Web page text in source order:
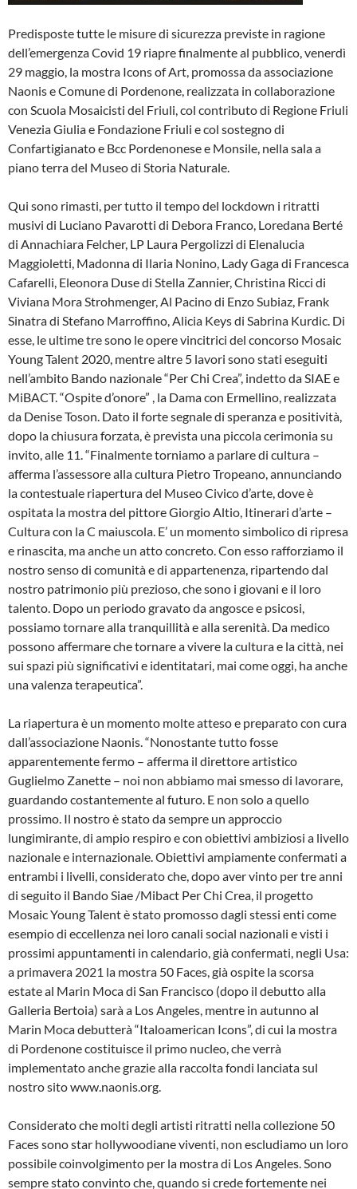
Predisposte tutte le misure di sicurezza previste in ragione
dell’emergenza Covid 19 riapre finalmente al pubblico, venerdì
29 maggio, la mostra Icons of Art, promossa da associazione
Naonis e Comune di Pordenone, realizzata in collaborazione
con Scuola Mosaicisti del Friuli, col contributo di Regione Friuli
Venezia Giulia e Fondazione Friuli e col sostegno di
Confartigianato e Bcc Pordenonese e Monsile, nella sala a
piano terra del Museo di Storia Naturale.
Qui sono rimasti, per tutto il tempo del lockdown i ritratti
musivi di Luciano Pavarotti di Debora Franco, Loredana Berté
di Annachiara Felcher, LP Laura Pergolizzi di Elenalucia
Maggioletti, Madonna di Ilaria Nonino, Lady Gaga di Francesca
Cafarelli, Eleonora Duse di Stella Zannier, Christina Ricci di
Viviana Mora Strohmenger, Al Pacino di Enzo Subiaz, Frank
Sinatra di Stefano Marroffino, Alicia Keys di Sabrina Kurdic. Di
esse, le ultime tre sono le opere vincitrici del concorso Mosaic
Young Talent 2020, mentre altre 5 lavori sono stati eseguiti
nell’ambito Bando nazionale “Per Chi Crea”, indetto da SIAE e
MiBACT. “Ospite d’onore” , la Dama con Ermellino, realizzata
da Denise Toson. Dato il forte segnale di speranza e positività,
dopo la chiusura forzata, è prevista una piccola cerimonia su
invito, alle 11. “Finalmente torniamo a parlare di cultura –
afferma l’assessore alla cultura Pietro Tropeano, annunciando
la contestuale riapertura del Museo Civico d’arte, dove è
ospitata la mostra del pittore Giorgio Altio, Itinerari d’arte –
Cultura con la C maiuscola. E’ un momento simbolico di ripresa
e rinascita, ma anche un atto concreto. Con esso rafforziamo il
nostro senso di comunità e di appartenenza, ripartendo dal
nostro patrimonio più prezioso, che sono i giovani e il loro
talento. Dopo un periodo gravato da angosce e psicosi,
possiamo tornare alla tranquillità e alla serenità. Da medico
possono affermare che tornare a vivere la cultura e la città, nei
sui spazi più significativi e identitatari, mai come oggi, ha anche
una valenza terapeutica”.
La riapertura è un momento molte atteso e preparato con cura
dall’associazione Naonis. “Nonostante tutto fosse
apparentemente fermo – afferma il direttore artistico
Guglielmo Zanette – noi non abbiamo mai smesso di lavorare,
guardando costantemente al futuro. E non solo a quello
prossimo. Il nostro è stato da sempre un approccio
lungimirante, di ampio respiro e con obiettivi ambiziosi a livello
nazionale e internazionale. Obiettivi ampiamente confermati a
entrambi i livelli, considerato che, dopo aver vinto per tre anni
di seguito il Bando Siae /Mibact Per Chi Crea, il progetto
Mosaic Young Talent è stato promosso dagli stessi enti come
esempio di eccellenza nei loro canali social nazionali e visti i
prossimi appuntamenti in calendario, già confermati, negli Usa:
a primavera 2021 la mostra 50 Faces, già ospite la scorsa
estate al Marin Moca di San Francisco (dopo il debutto alla
Galleria Bertoia) sarà a Los Angeles, mentre in autunno al
Marin Moca debutterà “Italoamerican Icons”, di cui la mostra
di Pordenone costituisce il primo nucleo, che verrà
implementato anche grazie alla raccolta fondi lanciata sul
nostro sito www.naonis.org.
Considerato che molti degli artisti ritratti nella collezione 50
Faces sono star hollywoodiane viventi, non escludiamo un loro
possibile coinvolgimento per la mostra di Los Angeles. Sono
sempre stato convinto che, quando si crede fortemente nei